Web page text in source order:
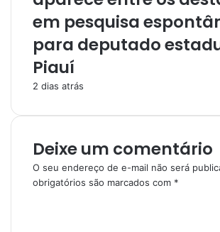
em pesquisa
para deputado
Piauí
2 dias atrás
Deixe um comentário
O seu endereço de e-mail não será
obrigatórios são marcados com *